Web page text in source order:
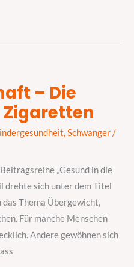
– Die
,Schwanger/
„Gesund in die
drehte sich unter dem Titel
das Thema Übergewicht,
Für manche Menschen
Andere gewöhnen sich